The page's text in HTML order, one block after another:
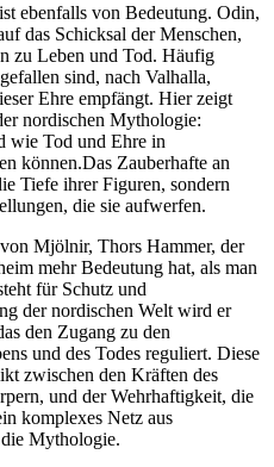
ebenfalls von Bedeutung. Odin,
das Schicksal der Menschen,
⁣zu Leben und Tod. Häufig
sind, nach Valhalla,
Ehre empfängt. Hier zeigt
nordischen Mythologie:
wie Tod und Ehre in
können.Das Zauberhafte an⁣
Tiefe ihrer Figuren, sondern
die ⁣sie​ aufwerfen.
Mjölnir, Thors ​Hammer, der
mehr​ Bedeutung hat, als man
für Schutz und
der nordischen Welt⁢ wird ‍er
den Zugang zu den
​und des Todes reguliert. Diese
zwischen den Kräften des
und der Wehrhaftigkeit, die
komplexes Netz ‌aus
Mythologie.